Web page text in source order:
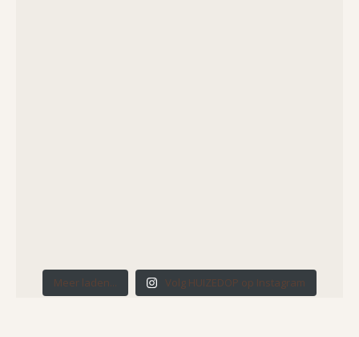
Meer laden... Volg HUIZEDOP op Instagram